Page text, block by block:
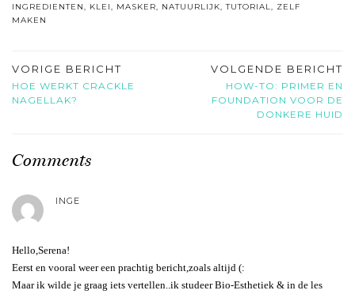
INGREDIENTEN, KLEI, MASKER, NATUURLIJK,TUTORIAL, ZELF
MAKEN
VORIGE BERICHT
HOE WERKT CRACKLE
NAGELLAK?
VOLGENDE BERICHT
HOW-TO: PRIMER EN
FOUNDATION VOOR DE
DONKERE HUID
Comments
INGE
Hello,Serena!
Eerst en vooral weer een prachtig bericht,zoals altijd (:
Maar ik wilde je graag iets vertellen..ik studeer Bio-Esthetiek & in de les